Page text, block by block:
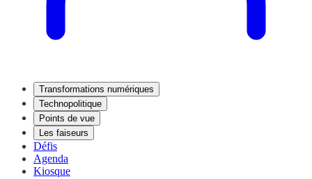
Transformations numériques
Technopolitique
Points de vue
Les faiseurs
Défis
Agenda
Kiosque